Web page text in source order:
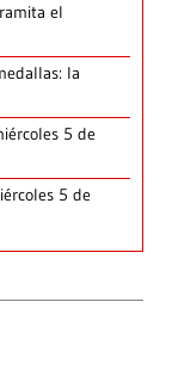
el
la
5 de
5 de